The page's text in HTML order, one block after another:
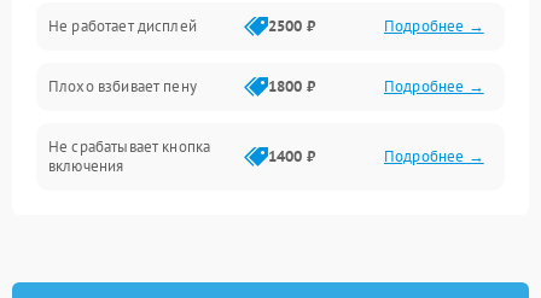
Управление и электроника
Программное обеспечение
Не работает дисплей 2500 ₽ Подробнее →
Плохо взбивает пену 1800 ₽ Подробнее →
Не срабатывает кнопка
включения
1400 ₽ Подробнее →
Постоянные сбои в работе 1500 ₽ Подробнее →